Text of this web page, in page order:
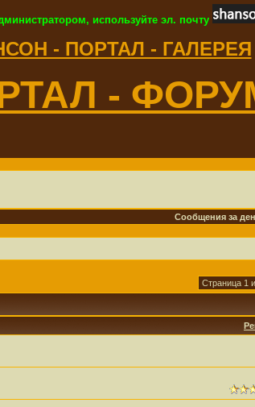
используйте эл. почту
- ПОРТАЛ - ГАЛЕРЕЯ
-
Сообщения за
Страница 1